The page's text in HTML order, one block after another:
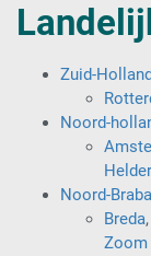
Zuid-
Noord-
Helder
Noord-
Breda,
Zoom